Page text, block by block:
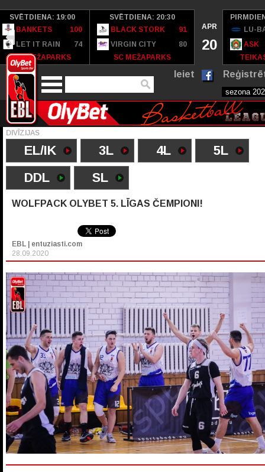
SVĒTDIENA: 19:00
BANKETS
100
LET IT RAIN
74
SC MEŽAPARKS
SVĒTDIENA: 20:30
BLACK STORK
91
VIRGIN CITY
80
SC MEŽAPARKS
APR
20
LU-
ASK
Ieiet
DIVĪZIJAS
EL/IK 3L 4L
5L
DDL
SL
WOLFPACK OLYBET 5. LĪGAS ČEMPIONI!
EBL | entuziasti.com
28.09.2020